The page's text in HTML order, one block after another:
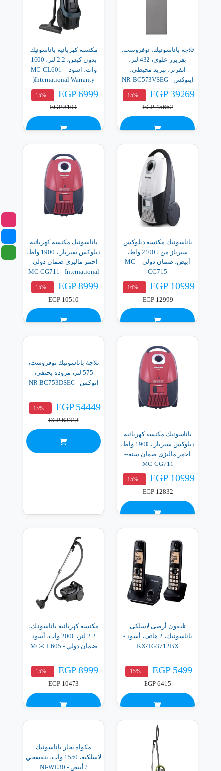
ثلاجة باناسونيك، نوفروست،
بفريزر علوي، 432 لتر،
انفرتر، تبريد محيطي،
اينوكس - NR-BC573VSEG
432 L
EGP 39269
- 15%
EGP 45662
مكنسة كهربائية باناسونيك
بدون كيس، 2.2 لتر، 1600
وات، اسود -MC-CL601 -
International Warranty(
ضمان دولي )
EGP 6999
- 15%
EGP 8199
باناسونيك مكنسة ديلوكس
سيرياز من ، 2100 واط،
أبيض، ضمان دولي - MC-
CG715
EGP 10999
- 16%
EGP 12999
باناسونيك مكنسة كهربائية
ديلوكس سيرياز ، 1900 واط،
احمر ماليزى ضمان دولي -
MC-CG711 - International
Warranty
EGP 8999
- 15%
EGP 10510
باناسونيك مكنسة كهربائية
ديلوكس سيرياز ، 1900 واط،
احمر ماليزى ضمان سنه--
MC-CG711
EGP 10999
- 15%
EGP 12832
ثلاجة باناسونيك نوفروست،
575 لتر، مزوده بحنفي،
انوكس - NR-BC753DSEG
EGP 54449
- 15%
EGP 63313
تليفون أرضى لاسلكى
باناسونيك، 2 هاتف، أسود -
KX-TG3712BX
EGP 5499
- 15%
EGP 6415
مكنسة كهربائية باناسونيك،
2.2 لتر، 2000 وات، أسود
ضمان دولي - MC-CL605
EGP 8999
- 15%
EGP 10473
مكواة بخار باناسونيك
لاسلكية، 1550 وات، بنفسجي
/ أبيض - NI-WL30